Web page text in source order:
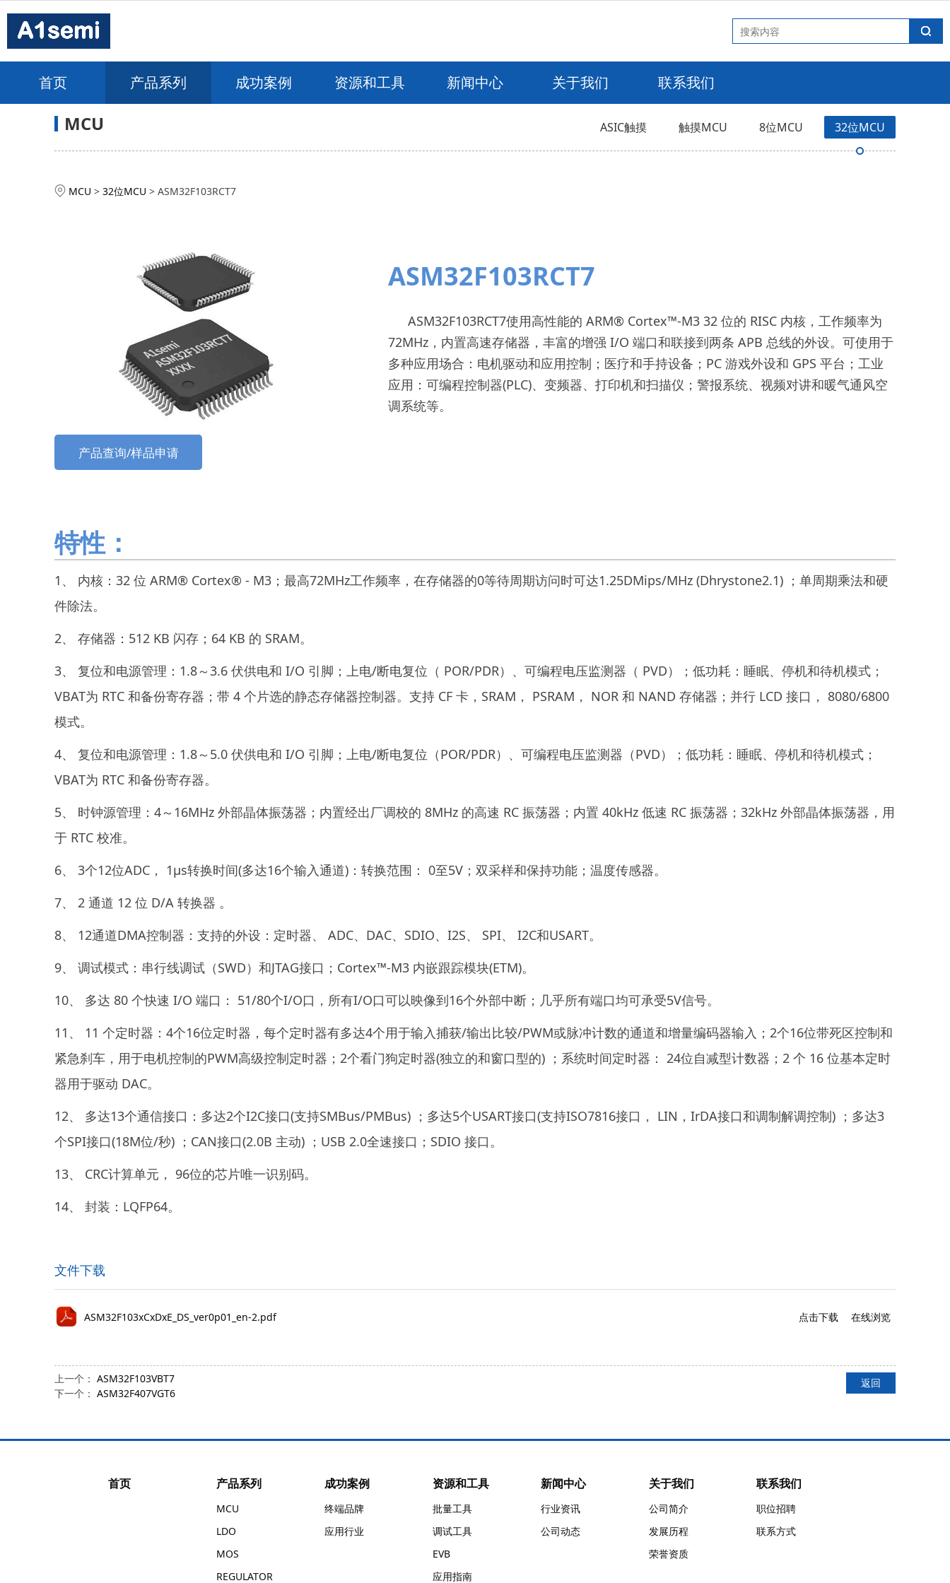
首页 产品系列 成功案例 资源和工具 新闻中心 关于我们 联系我们
MCU ASIC触摸 触摸MCU 8位MCU 32位MCU
ASM32F103RCT7
MCU >32位MCU>ASM32F103RCT7
ASM32F103RCT7
ASM32F103RCT7使用高性能的 ARM® Cortex™-M3 32 位的 RISC 内核，工作频率为
72MHz，内置高速存储器，丰富的增强 I/O 端口和联接到两条 APB 总线的外设。可使用于
多种应用场合：电机驱动和应用控制；医疗和手持设备；PC 游戏外设和 GPS 平台；工业
应用：可编程控制器(PLC)、变频器、打印机和扫描仪；警报系统、视频对讲和暖气通风空
调系统等。
产品查询/样品申请
特性：
1、 内核：32 位 ARM® Cortex® - M3；最高72MHz工作频率，在存储器的0等待周期访问时可达1.25DMips/MHz (Dhrystone2.1) ；单周期乘法和硬
件除法。
2、 存储器：512 KB 闪存；64 KB 的 SRAM。
3、 复位和电源管理：1.8～3.6 伏供电和 I/O 引脚；上电/断电复位（ POR/PDR）、可编程电压监测器（ PVD）；低功耗：睡眠、停机和待机模式；
VBAT为 RTC 和备份寄存器；带 4 个片选的静态存储器控制器。支持 CF 卡，SRAM， PSRAM， NOR 和 NAND 存储器；并行 LCD 接口， 8080/6800
模式。
4、 复位和电源管理：1.8～5.0 伏供电和 I/O 引脚；上电/断电复位（POR/PDR）、可编程电压监测器（PVD）；低功耗：睡眠、停机和待机模式；
VBAT为 RTC 和备份寄存器。
5、 时钟源管理：4～16MHz 外部晶体振荡器；内置经出厂调校的 8MHz 的高速 RC 振荡器；内置 40kHz 低速 RC 振荡器；32kHz 外部晶体振荡器，用
于 RTC 校准。
6、 3个12位ADC， 1μs转换时间(多达16个输入通道)：转换范围： 0至5V；双采样和保持功能；温度传感器。
7、 2 通道 12 位 D/A 转换器 。
8、 12通道DMA控制器：支持的外设：定时器、 ADC、DAC、SDIO、I2S、 SPI、 I2C和USART。
9、 调试模式：串行线调试（SWD）和JTAG接口；Cortex™-M3 内嵌跟踪模块(ETM)。
10、 多达 80 个快速 I/O 端口： 51/80个I/O口，所有I/O口可以映像到16个外部中断；几乎所有端口均可承受5V信号。
11、 11 个定时器：4个16位定时器，每个定时器有多达4个用于输入捕获/输出比较/PWM或脉冲计数的通道和增量编码器输入；2个16位带死区控制和
紧急刹车，用于电机控制的PWM高级控制定时器；2个看门狗定时器(独立的和窗口型的) ；系统时间定时器： 24位自减型计数器；2 个 16 位基本定时
器用于驱动 DAC。
12、 多达13个通信接口：多达2个I2C接口(支持SMBus/PMBus) ；多达5个USART接口(支持ISO7816接口， LIN，IrDA接口和调制解调控制) ；多达3
个SPI接口(18M位/秒) ；CAN接口(2.0B 主动) ；USB 2.0全速接口；SDIO 接口。
13、 CRC计算单元， 96位的芯片唯一识别码。
14、 封装：LQFP64。
文件下载
ASM32F103xCxDxE_DS_ver0p01_en-2.pdf 点击下载 在线浏览
上一个：ASM32F103VBT7
下一个：ASM32F407VGT6
返回
首页 产品系列
MCU
LDO
MOS
REGULATOR
成功案例
终端品牌
应用行业
资源和工具
批量工具
调试工具
EVB
应用指南
新闻中心
行业资讯
公司动态
关于我们
公司简介
发展历程
荣誉资质
联系我们
职位招聘
联系方式